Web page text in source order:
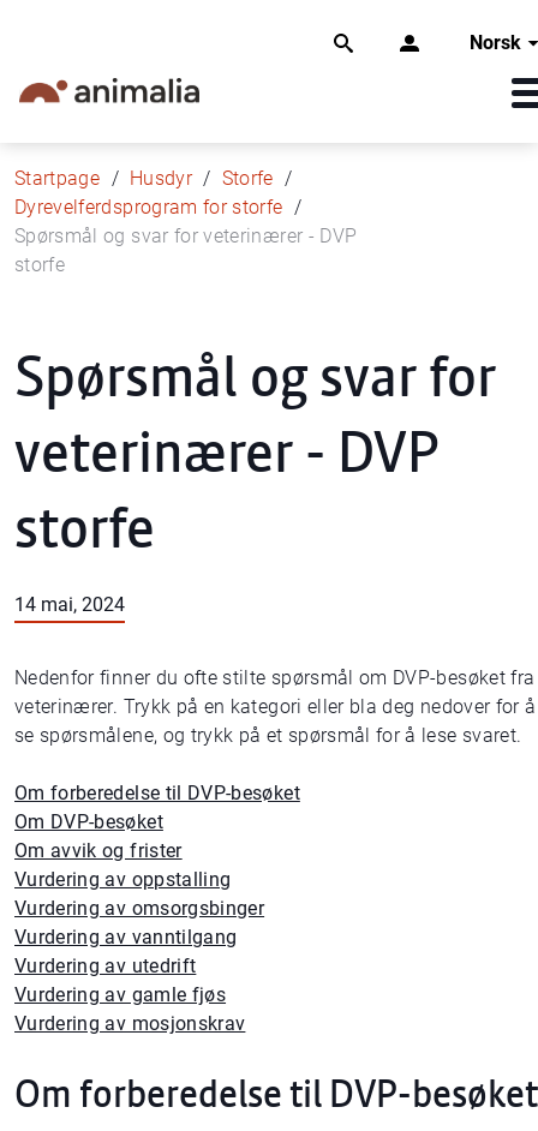
Norsk
Startpage Husdyr
Storfe
Dyrevelferdsprogram for storfe
Spørsmål og svar for veterinærer - DVP
storfe
Spørsmål og svar for
veterinærer - DVP
storfe
14 mai, 2024
Nedenfor finner du ofte stilte spørsmål om DVP-besøket fra
veterinærer. Trykk på en kategori eller bla deg nedover for å
se spørsmålene, og trykk på et spørsmål for å lese svaret.
Om forberedelse til DVP-besøket
Om DVP-besøket
Om avvik og frister
Vurdering av oppstalling
Vurdering av omsorgsbinger
Vurdering av vanntilgang
Vurdering av utedrift
Vurdering av gamle fjøs
Vurdering av mosjonskrav
Om forberedelse til DVP-besøket